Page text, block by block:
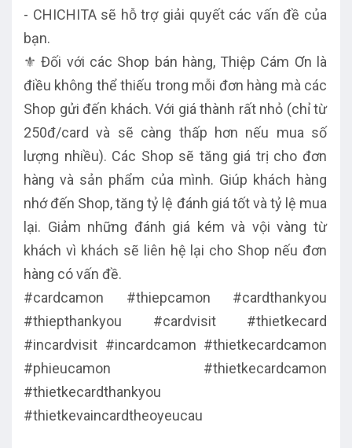
- CHICHITA sẽ hỗ trợ giải quyết các vấn đề của
bạn.
⚜️ Đối với các Shop bán hàng, Thiệp Cám Ơn là
điều không thể thiếu trong mỗi đơn hàng mà các
Shop gửi đến khách. Với giá thành rất nhỏ (chỉ từ
250đ/card và sẽ càng thấp hơn nếu mua số
lượng nhiều). Các Shop sẽ tăng giá trị cho đơn
hàng và sản phẩm của mình. Giúp khách hàng
nhớ đến Shop, tăng tỷ lệ đánh giá tốt và tỷ lệ mua
lại. Giảm những đánh giá kém và vội vàng từ
khách vì khách sẽ liên hệ lại cho Shop nếu đơn
hàng có vấn đề.
#cardcamon #thiepcamon #cardthankyou
#thiepthankyou #cardvisit #thietkecard
#incardvisit #incardcamon #thietkecardcamon
#phieucamon #thietkecardcamon
#thietkecardthankyou
#thietkevaincardtheoyeucau